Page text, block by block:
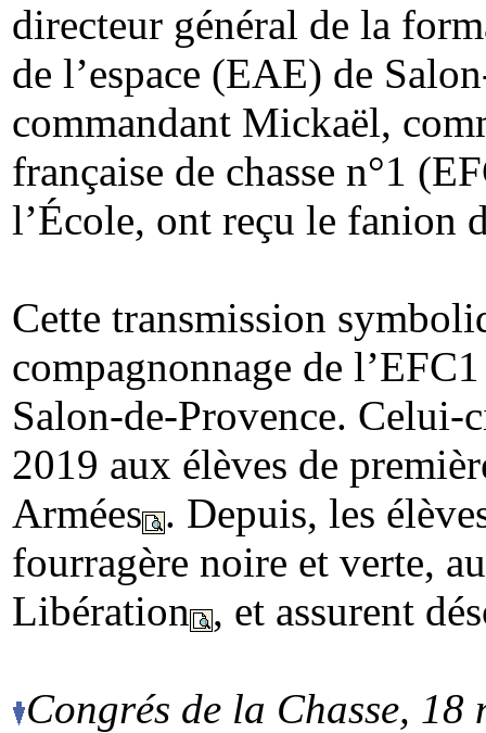
directeur général de la
de l’espace (EAE) de
commandant Mickaël,
française de chasse n°1
l’École, ont reçu le fanion
Cette transmission
compagnonnage de l’EFC1
Salon-de-Provence. Celui-
2019 aux élèves de
Armées . Depuis, les
fourragère noire et verte,
Libération , et assurent
Congrés de la Chasse, 18